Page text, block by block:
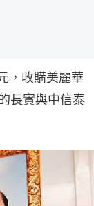
，收購美麗華
長實與中信泰